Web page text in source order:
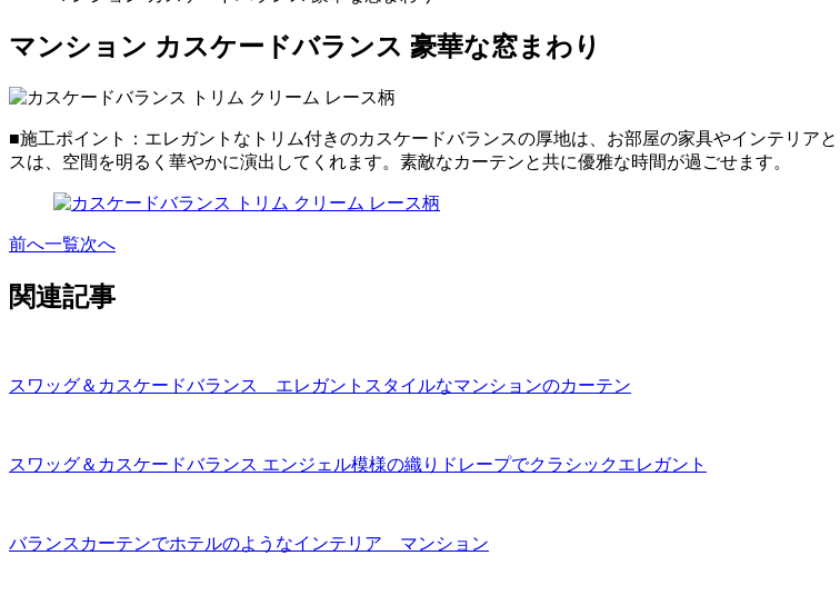
マンション カスケードバランス 豪華な窓まわり
■施工ポイント：エレガントなトリム付きのカスケードバランスの厚地は、お部屋の家具やインテリア
スは、空間を明るく華やかに演出してくれます。素敵なカーテンと共に優雅な時間が過ごせます。
前へ一覧次へ
関連記事
スワッグ＆カスケードバランス エレガントスタイルなマンションのカーテン
スワッグ＆カスケードバランス エンジェル模様の織りドレープでクラシックエレガント
バランスカーテンでホテルのようなインテリア マンション